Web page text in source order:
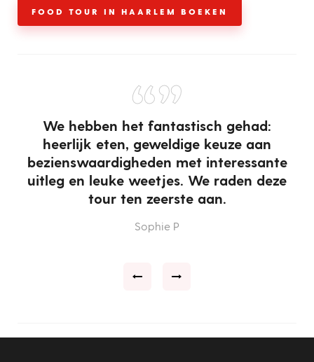
FOOD TOUR IN HAARLEM BOEKEN
“”
We hebben het fantastisch gehad:
heerlijk eten, geweldige keuze aan
bezienswaardigheden met interessante
uitleg en leuke weetjes. We raden deze
tour ten zeerste aan.
Sophie P